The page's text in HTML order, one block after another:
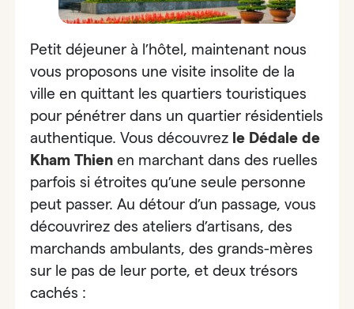
Petit déjeuner à l’hôtel, maintenant nous
vous proposons une visite insolite de la
ville en quittant les quartiers touristiques
pour pénétrer dans un quartier résidentiels
authentique. Vous découvrez le Dédale de
Kham Thienen marchant dans des ruelles
parfois si étroites qu’une seule personne
peut passer. Au détour d’un passage, vous
découvrirez des ateliers d’artisans, des
marchands ambulants, des grands-mères
sur le pas de leur porte, et deux trésors
cachés :